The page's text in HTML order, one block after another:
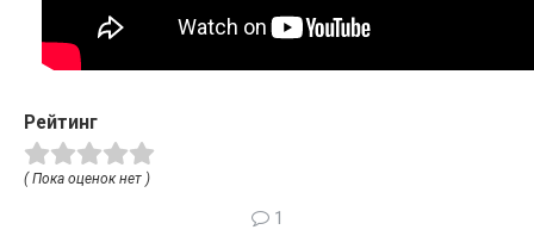
Рейтинг
( Пока оценок нет )
1